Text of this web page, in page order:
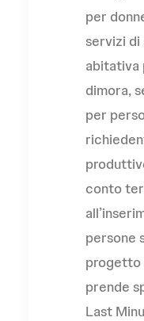
per
servizi di
abitativa
dimora,
per
conto
persone
progetto
prende
Last